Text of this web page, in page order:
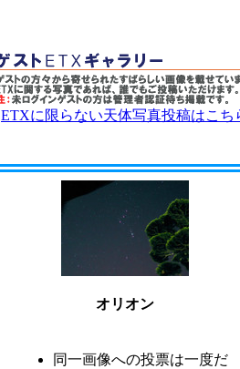
ETXに限らない天体写真投稿はこち
オリオン
同一画像への投票は一度だ